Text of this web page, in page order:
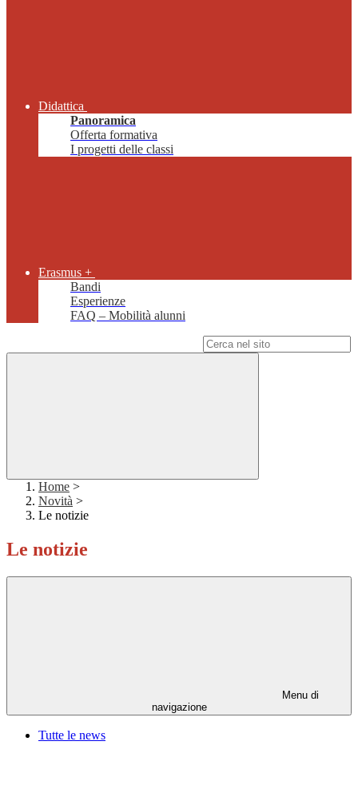
Didattica
Panoramica
Offerta formativa
I progetti delle classi
Erasmus +
Bandi
Esperienze
FAQ – Mobilità alunni
Home >
Novità >
Le notizie
Le notizie
Menu di
navigazione
Tutte le news